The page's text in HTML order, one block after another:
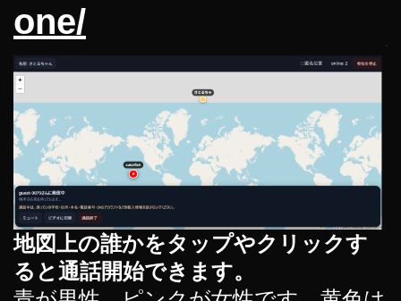
one/
地図上の誰かをタップやクリックす
ると通話開始できます。